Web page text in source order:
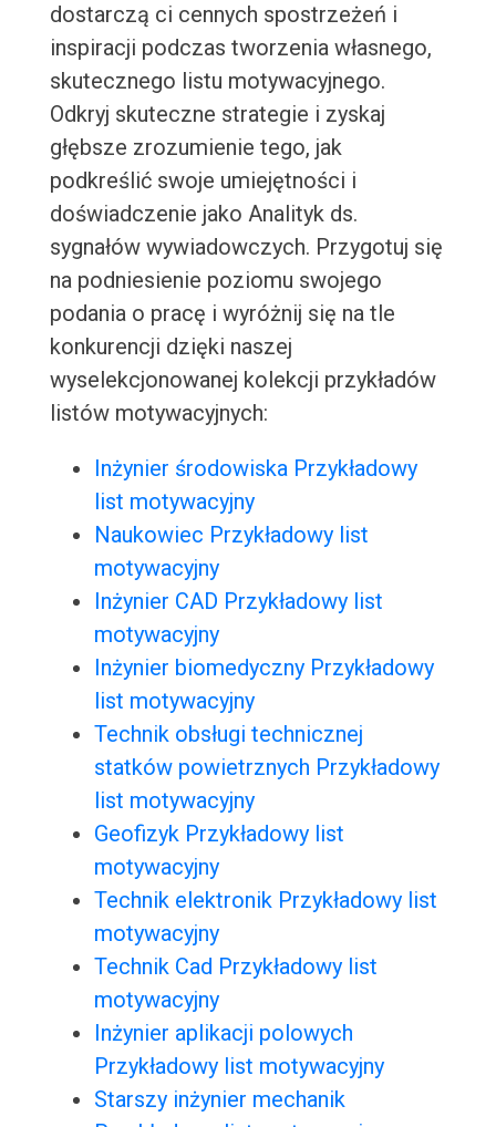
dostarczą ci cennych spostrzeżeń i
inspiracji podczas tworzenia własnego,
skutecznego listu motywacyjnego.
Odkryj skuteczne strategie i zyskaj
głębsze zrozumienie tego, jak
podkreślić swoje umiejętności i
doświadczenie jako Analityk ds.
sygnałów wywiadowczych. Przygotuj się
na podniesienie poziomu swojego
podania o pracę i wyróżnij się na tle
konkurencji dzięki naszej
wyselekcjonowanej kolekcji przykładów
listów motywacyjnych:
Inżynier środowiska Przykładowy
list motywacyjny
Naukowiec Przykładowy list
motywacyjny
Inżynier CAD Przykładowy list
motywacyjny
Inżynier biomedyczny Przykładowy
list motywacyjny
Technik obsługi technicznej
statków powietrznych Przykładowy
list motywacyjny
Geofizyk Przykładowy list
motywacyjny
Technik elektronik Przykładowy list
motywacyjny
Technik Cad Przykładowy list
motywacyjny
Inżynier aplikacji polowych
Przykładowy list motywacyjny
Starszy inżynier mechanik